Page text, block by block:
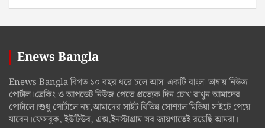
Enews Bangla
Enews Bangla বিগত ১০ বছর ধরে চলে আসা একটি বাংলা ভাষায় নিউজ
পোর্টাল।ব্রেকিং ও আপডেট নিউজ পেতে প্রত্যেক দিন চোখ রাখুন আমাদের
পোর্টালে।শুধু পোর্টালে নয়,আমাদের সাইট বিভিন্ন সোশ্যাল মিডিয়া সাইটে পেয়ে
যাবেন।ফেসবুক, ইউটিউব, এক্স,ইনস্টাগ্রাম সব জায়গাতেই রয়েছি আমরা।